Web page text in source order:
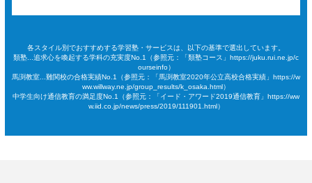
各スタイル別でおすすめする学習塾・サービスは、以下の基準で選出しています。
類塾...追求心を喚起する学科の充実度No.1（参照元：「類塾コース」https://juku.rui.ne.jp/c
ourseinfo）
馬渕教室...難関校の合格実績No.1（参照元：「馬渕教室2020年公立高校合格実績」https://w
ww.willway.ne.jp/group_results/k_osaka.html）
中学生向け通信教育の満足度No.1（参照元：「イード・アワード2019通信教育」https://ww
w.iid.co.jp/news/press/2019/111901.html）